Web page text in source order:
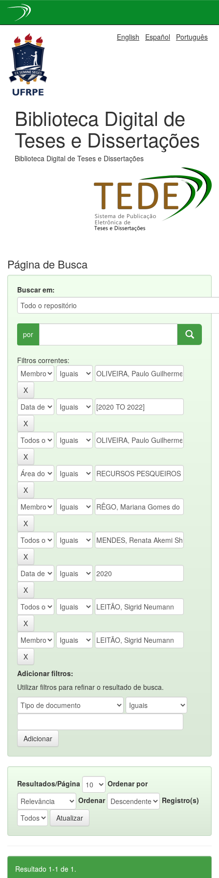
navigation
English Español Português
Biblioteca Digital de
Teses e Dissertações
Biblioteca Digital de Teses e Dissertações
Página de Busca
Buscar em:
por
Filtros correntes:
Adicionar filtros:
Utilizar filtros para refinar o resultado de busca.
Resultados/Página
Ordenar por
Ordenar
Registro(s)
Resultado 1-1 de 1.